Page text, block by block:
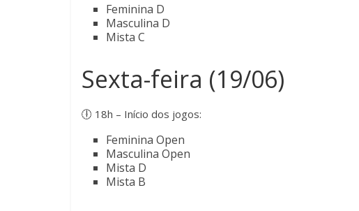
Feminina D
Masculina D
Mista C
Sexta-feira (19/06)
🕕 18h – Início dos jogos:
Feminina Open
Masculina Open
Mista D
Mista B